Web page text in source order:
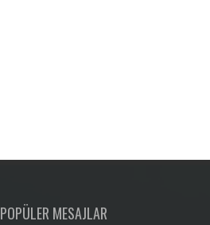
POPÜLER MESAJLAR